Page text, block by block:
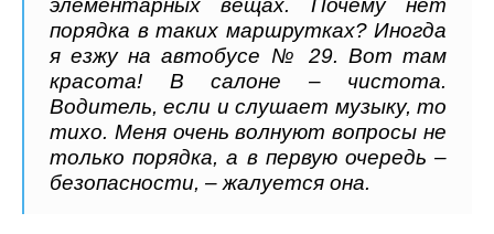
элементарных вещах. Почему нет
порядка в таких маршрутках? Иногда
я езжу на автобусе № 29. Вот там
красота! В салоне – чистота.
Водитель, если и слушает музыку, то
тихо. Меня очень волнуют вопросы не
только порядка, а в первую очередь –
безопасности, – жалуется она.